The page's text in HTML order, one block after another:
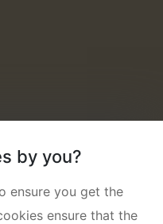
by you?
ensure you get the
ensure that the